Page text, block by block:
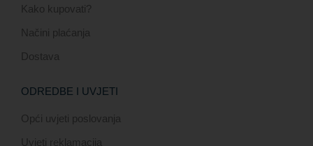
Kako kupovati?
Načini plaćanja
Dostava
ODREDBE I UVJETI
Opći uvjeti poslovanja
Uvjeti reklamacija